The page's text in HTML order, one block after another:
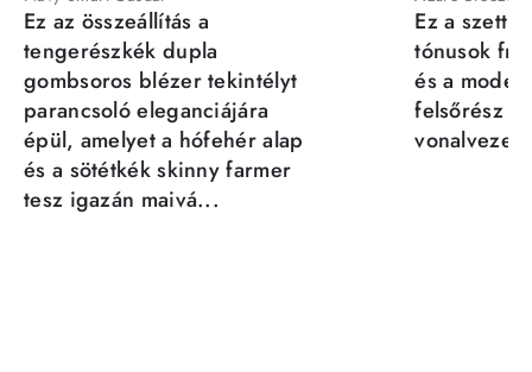
Ez az összeállítás a
tengerészkék dupla
gombsoros blézer tekintélyt
parancsoló eleganciájára
épül, amelyet a hófehér alap
és a sötétkék skinny farmer
tesz igazán maivá...
Ez a szett
tónusok
és a
felsőrész